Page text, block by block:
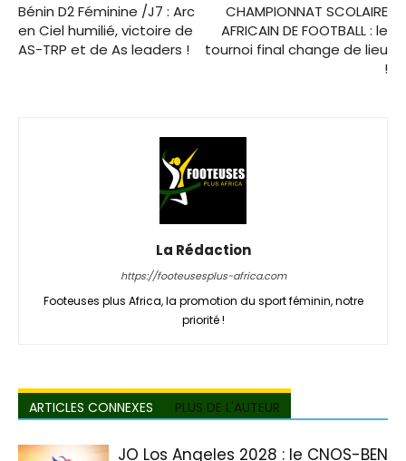
Bénin D2 Féminine /J7 : Arc
en Ciel humilié, victoire de
AS-TRP et de As leaders !
CHAMPIONNAT SCOLAIRE
AFRICAIN DE FOOTBALL : le
tournoi final change de lieu
!
La Rédaction
https://footeusesplus-africa.com
Footeuses plus Africa, la promotion du sport féminin, notre
priorité !
ARTICLES CONNEXES PLUS DE L'AUTEUR
JO Los Angeles 2028 : le CNOS-BEN